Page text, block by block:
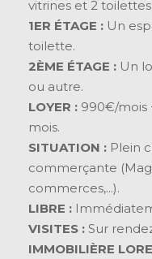
vitrines et 2 toilettes.
1ER ÉTAGE : Un
toilette.
2ÈME ÉTAGE : Un
ou autre.
LOYER : 990€/mois
mois.
SITUATION : Plein
commerçante
commerces,...).
LIBRE :
VISITES : Sur
IMMOBILIÈRE